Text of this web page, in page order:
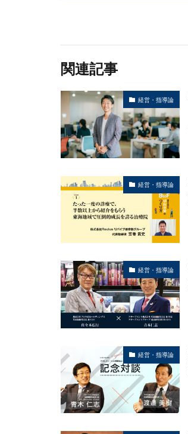
関連記事
経営・指導論
経営・指導論
経営・指導論
経営・指導論